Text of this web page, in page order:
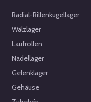
Radial-Rillenkugellager
Wälzlager
Laufrollen
Nadellager
Gelenklager
Gehäuse